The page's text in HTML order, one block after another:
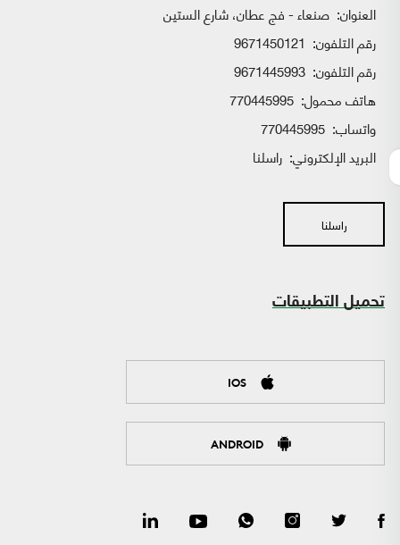
العنوان: صنعاء - فج عطان، شارع الستين
رقم التلفون: 9671450121
رقم التلفون: 9671445993
هاتف محمول: 770445995
واتساب:
البريد الإلكتروني: راسلنا
راسلنا
تحميل التطبيقات
IOS
ANDROID